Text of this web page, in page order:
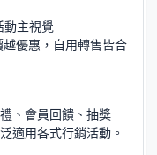
動主視覺
優惠，自用轉售皆合
、會員回饋、抽獎
適用各式行銷活動。